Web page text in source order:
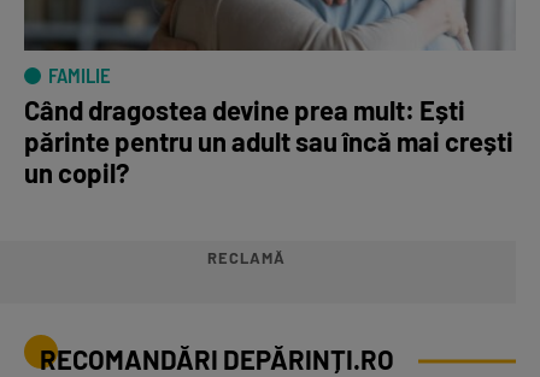
FAMILIE
Când dragostea devine prea mult: Ești
părinte pentru un adult sau încă mai crești
un copil?
RECLAMĂ
RECOMANDĂRI DEPĂRINȚI.RO